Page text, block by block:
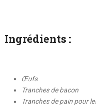
Ingrédients :
Œufs
Tranches de bacon
Tranches de pain pour